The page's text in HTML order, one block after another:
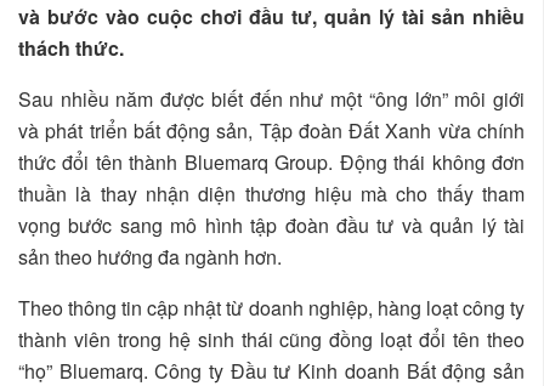
và bước vào cuộc chơi đầu tư, quản lý tài sản nhiều
thách thức.
Sau nhiều năm được biết đến như một “ông lớn” môi giới
và phát triển bất động sản, Tập đoàn Đất Xanh vừa chính
thức đổi tên thành Bluemarq Group. Động thái không đơn
thuần là thay nhận diện thương hiệu mà cho thấy tham
vọng bước sang mô hình tập đoàn đầu tư và quản lý tài
sản theo hướng đa ngành hơn.
Theo thông tin cập nhật từ doanh nghiệp, hàng loạt công ty
thành viên trong hệ sinh thái cũng đồng loạt đổi tên theo
“họ” Bluemarq. Công ty Đầu tư Kinh doanh Bất động sản